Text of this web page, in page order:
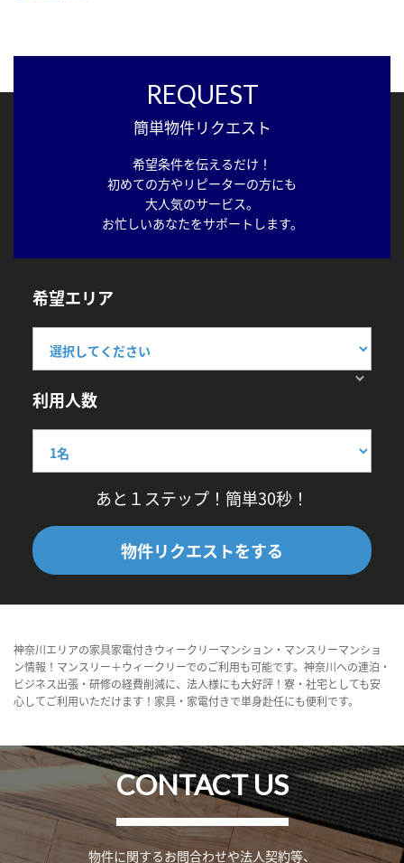
REQUEST
簡単物件リクエスト
希望条件を伝えるだけ！
初めての方やリピーターの方にも
大人気のサービス。
お忙しいあなたをサポートします。
希望エリア
利用人数
あと１ステップ！簡単30秒！
物件リクエストをする
神奈川エリアの家具家電付きウィークリーマンション・マンスリーマンショ
ン情報！マンスリー＋ウィークリーでのご利用も可能です。神奈川への連泊・
ビジネス出張・研修の経費削減に、法人様にも大好評！寮・社宅としても安
心してご利用いただけます！家具・家電付きで単身赴任にも便利です。
CONTACT US
物件に関するお問合わせや法人契約等、